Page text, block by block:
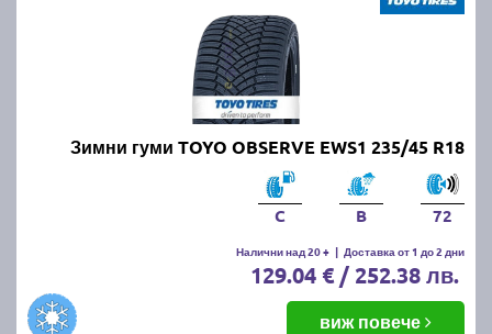
Зимни гуми TOYO OBSERVE EWS1 235/45 R18
C B 72
Налични над 20 + | Доставка от 1 до 2 дни
129.04 € / 252.38 лв.
виж повече